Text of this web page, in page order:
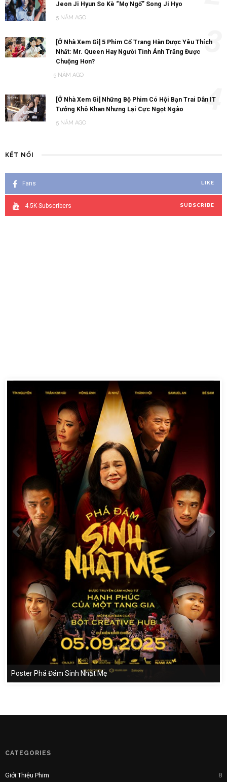
Jeon Ji Hyun So Kè “Mợ Ngố” Song Ji Hyo
5 NĂM AGO
[Ở Nhà Xem Gì] 5 Phim Cổ Trang Hàn Được Yêu Thích
Nhất: Mr. Queen Hay Người Tình Ánh Trăng Được
Chuộng Hơn?
5 NĂM AGO
3
[Ở Nhà Xem Gì] Những Bộ Phim Có Hội Bạn Trai Dân IT
Tưởng Khô Khan Nhưng Lại Cực Ngọt Ngào
5 NĂM AGO
4
KẾT NỐI
Fans LIKE
4.5K Subscribers SUBSCRIBE
Poster Phá Đám Sinh Nhật Mẹ
CATEGORIES
Giới Thiệu Phim 8